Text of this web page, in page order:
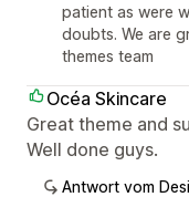
patient as were
doubts. We are
themes team
Océa Skincare
Great theme and
Well done guys.
Antwort vom